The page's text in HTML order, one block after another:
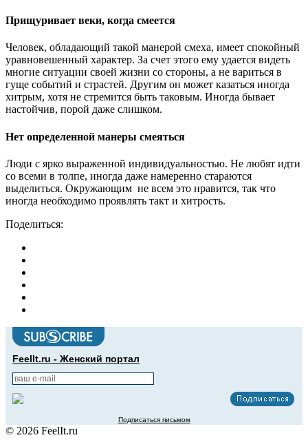
Прищуривает веки, когда смеется
Человек, обладающий такой манерой смеха, имеет спокойный
уравновешенный характер. За счет этого ему удается видеть
многие ситуации своей жизни со стороны, а не вариться в
гуще событий и страстей. Другим он может казаться иногда
хитрым, хотя не стремится быть таковым. Иногда бывает
настойчив, порой даже слишком.
Нет определенной манеры смеяться
Люди с ярко выраженной индивидуальностью. Не любят идти
со всеми в толпе, иногда даже намеренно стараются
выделиться. Окружающим не всем это нравится, так что
иногда необходимо проявлять такт и хитрость.
Поделиться:
FeelIt.ru - Женский портал
Подписаться письмом
© 2026 FeelIt.ru